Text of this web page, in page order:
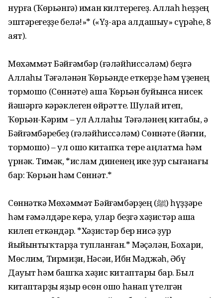
нурға (Ҡөрьәнгә) иман килтерегеҙ. Аллаһ һеҙҙең
эштәрегеҙҙе белә!»* («Үҙ-ара алдашыу» сүрәһе, 8
аят).
Мөхәммәт Бәйғәмбәр (ғәләйһиссәләм) беҙгә
Аллаһы Тәғәләнән Ҡөрьәнде еткерҙе һәм үҙенең
тормошо (Сөннәте) аша Ҡөрьән буйынса нисек
йәшәргә кәрәклеген өйрәтте. Шулай итеп,
Ҡөрьән-Кәрим – ул Аллаһы Тәғәләнең китабы, ә
Бәйғәмбәребеҙ (ғәләйһиссәләм) Сөннәте (йәғни,
тормошо) – ул ошо китапҡа тере аңлатма һәм
үрнәк. Тимәк, *ислам диненең ике ҙур сығанағы
бар: Ҡөрьән һәм Сөннәт.*
Сөннәткә Мөхәммәт Бәйғәмбәрҙең (ﷺ) һүҙҙәре
һәм ғәмәлдәре керә, улар беҙгә хәҙистәр аша
килеп еткәндәр. *Хәҙистәр бер нисә ҙур
йыйынтыҡтарҙа тупланған.* Мәҫәлән, Бохари,
Мөслим, Тирмиҙи, Нәсәи, Ибн Мәджәһ, Әбү
Дауыт һәм башҡа хәҙис китаптары бар. Был
китаптарҙы яҙыр өсөн ошо һанап үтелгән